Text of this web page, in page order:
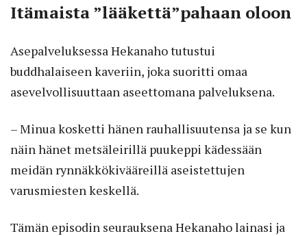
Itämaista ”lääkettä”pahaan oloon
Asepalveluksessa Hekanaho tutustui
buddhalaiseen kaveriin, joka suoritti omaa
asevelvollisuuttaan aseettomana palveluksena.
– Minua kosketti hänen rauhallisuutensa ja se kun
näin hänet metsäleirillä puukeppi kädessään
meidän rynnäkkökivääreillä aseistettujen
varusmiesten keskellä.
Tämän episodin seurauksena Hekanaho lainasi ja